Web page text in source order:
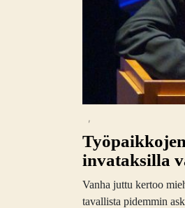
invataksilla
Vanha juttu kertoo
tavallista pidemmin